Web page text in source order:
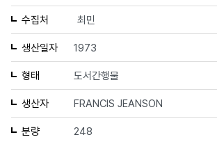
수집처 최민
생산일자 1973
형태 도서간행물
생산자 FRANCIS JEANSON
분량 248